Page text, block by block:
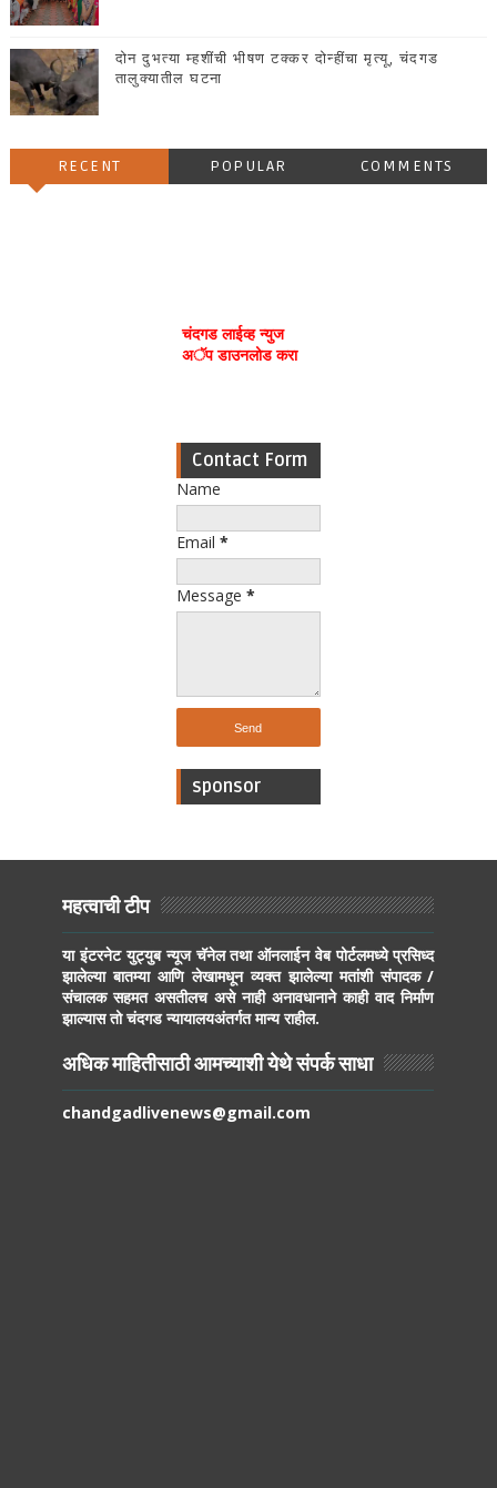
दोन दुभत्या म्हशींची भीषण टक्कर दोन्हींचा मृत्यू, चंदगड
तालुक्यातील घटना
RECENT POPULAR COMMENTS
चंदगड लाईव्ह न्युज
अॅप डाउनलोड करा
Contact Form
Name
Email *
Message *
sponsor
महत्वाची टीप
या इंटरनेट युट्युब न्यूज चॅनेल तथा ऑनलाईन वेब पोर्टलमध्ये प्रसिध्द
झालेल्या बातम्या आणि लेखामधून व्यक्त झालेल्या मतांशी संपादक /
संचालक सहमत असतीलच असे नाही अनावधानाने काही वाद निर्माण
झाल्यास तो चंदगड न्यायालयअंतर्गत मान्य राहील.
अधिक माहितीसाठी आमच्याशी येथे संपर्क साधा
chandgadlivenews@gmail.com